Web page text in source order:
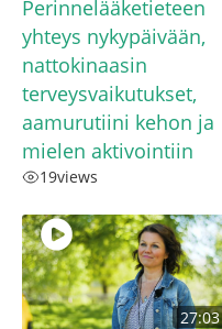
Perinnelääketieteen
yhteys nykypäivään,
nattokinaasin
terveysvaikutukset,
aamurutiini kehon ja
mielen aktivointiin
19views
27:03